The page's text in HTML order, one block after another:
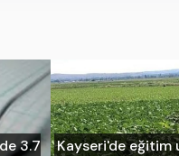
3.7
Kayseri'de eğitim